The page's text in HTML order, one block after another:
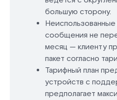
большую сторону.
Неиспользованные
сообщения не
месяц — клиенту
пакет согласно
Тарифный план
устройств с
предполагает